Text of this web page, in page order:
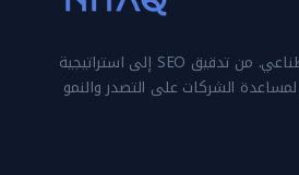
محرك النمو بالذكاء الاصطناعي. من تدقيق SEO إلى استراتيجية
الشركات على التصدر والنمو